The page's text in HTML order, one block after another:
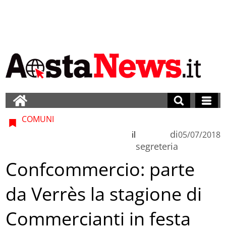
COMUNI
di
segreteria
il 05/07/2018
Confcommercio: parte
da Verrès la stagione di
Commercianti in festa